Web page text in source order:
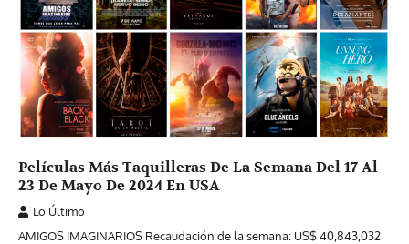
Películas Más Taquilleras De La Semana Del 17 Al
23 De Mayo De 2024 En USA
Lo Último
AMIGOS IMAGINARIOS Recaudación de la semana: US$ 40,843,032